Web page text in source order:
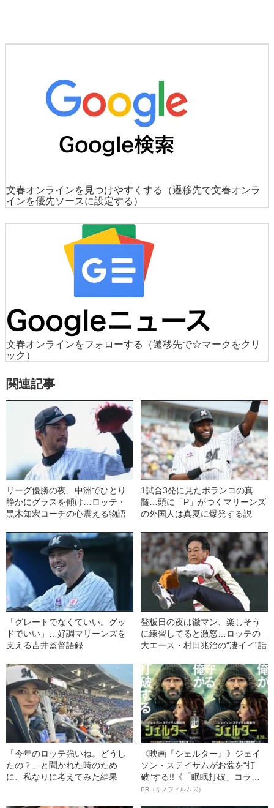
文春オンラインを見つけやすくする
（遷移先で文春オンラ
インを優先ソースに設定する）
文春オンラインをフォローする
（遷移先で☆マークをクリ
ック）
関連記事
リーグ優勝の夜、中洲でひとり
静かにグラスを傾け…ロッテ・
黒木知宏コーチの心震える物語
1試合3発に見たポランコの真
髄…頭に「P」がつくマリーンズ
の外国人は真夏に爆発する説
「グレートでなくていい。グッ
ドでいい」…好調マリーンズを
支える吉井監督語録
登板日の夜は徹マン、楽しそう
に練習してると激怒…ロッテの
大エース・村田兆治の“凄イイ”話
「今年のロッテ強いね。どうし
たの？」と聞かれた時のため
に、私なりに考えてみた結果
《映画『シェルター』》ジェイ
ソン・ステイサムがお盆を“打
破”する!!《「眠眠打破」コラ
ボ》
PR（キノフィルムズ）